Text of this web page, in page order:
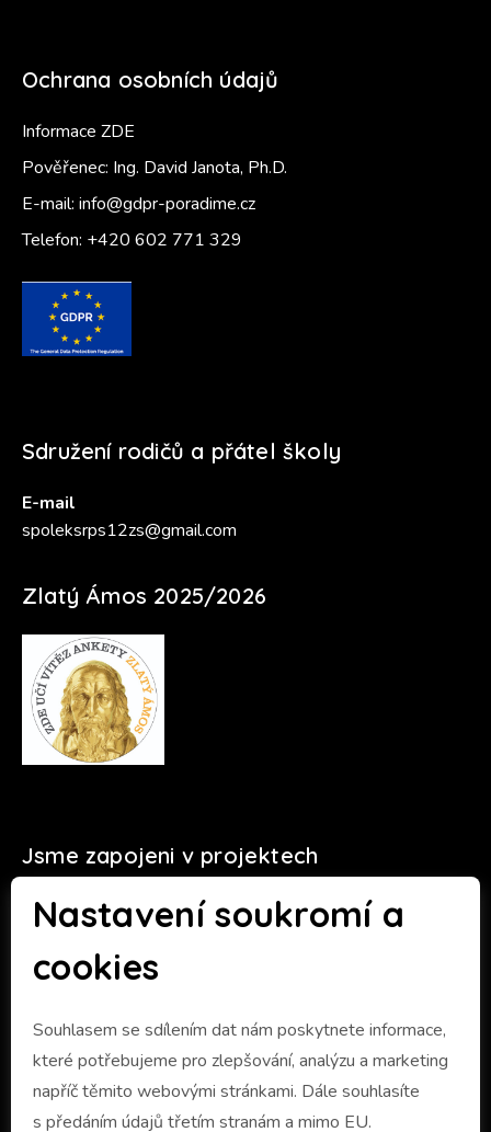
Nastavení soukromí a
cookies
Souhlasem se sdílením dat nám poskytnete informace,
které potřebujeme pro zlepšování, analýzu a marketing
napříč těmito webovými stránkami. Dále souhlasíte
s předáním údajů třetím stranám a mimo EU.
Ochrana osobních údajů
Informace ZDE
Pověřenec: Ing. David Janota, Ph.D.
E-mail: info@gdpr-poradime.cz
Telefon: +420 602 771 329
Sdružení rodičů a přátel školy
E-mail
spoleksrps12zs@gmail.com
Zlatý Ámos 2025/2026
Jsme zapojeni v projektech